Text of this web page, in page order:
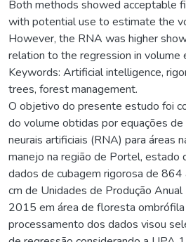
Both methods showed acceptable
with potential use to estimate the
However, the RNA was higher
relation to the regression in volume
Keywords: Artificial intelligence,
trees, forest management.
O objetivo do presente estudo foi
do volume obtidas por equações
neurais artificiais (RNA) para áreas
manejo na região de Portel, estado
dados de cubagem rigorosa de
cm de Unidades de Produção
2015 em área de floresta
processamento dos dados visou